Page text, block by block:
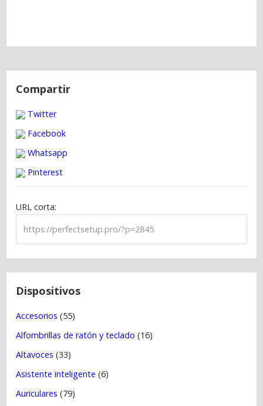
N
e
n
Compartir
Twitter
Facebook
Whatsapp
Pinterest
URL corta:
Dispositivos
Accesorios (55)
Alfombrillas de ratón y teclado (16)
Altavoces (33)
Asistente inteligente (6)
Auriculares (79)